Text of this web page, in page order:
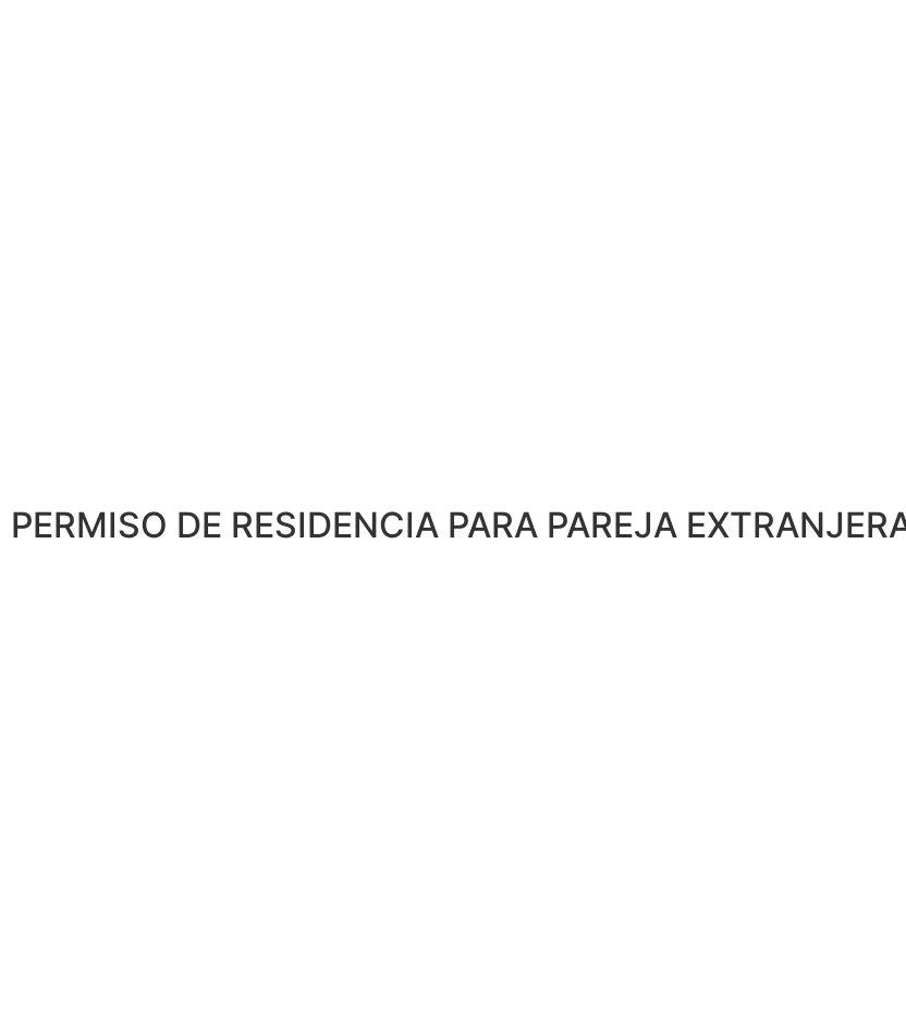
PERMISO DE RESIDENCIA PARA PAREJA